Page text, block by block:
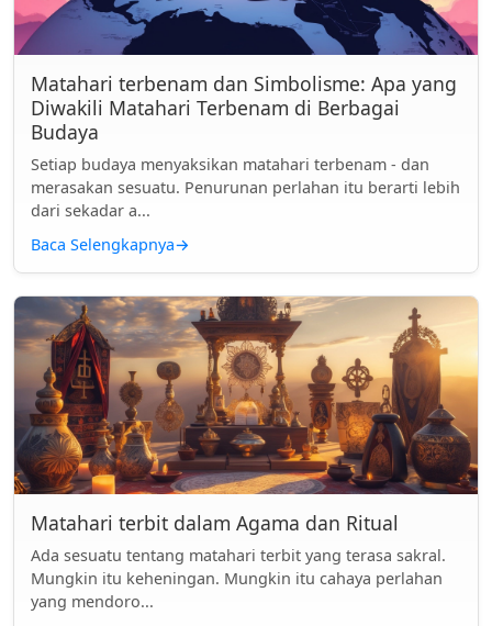
Matahari terbenam dan Simbolisme: Apa yang
Diwakili Matahari Terbenam di Berbagai
Budaya
Setiap budaya menyaksikan matahari terbenam - dan
merasakan sesuatu. Penurunan perlahan itu berarti lebih
dari sekadar a...
Baca Selengkapnya→
Matahari terbit dalam Agama dan Ritual
Ada sesuatu tentang matahari terbit yang terasa sakral.
Mungkin itu keheningan. Mungkin itu cahaya perlahan
yang mendoro...